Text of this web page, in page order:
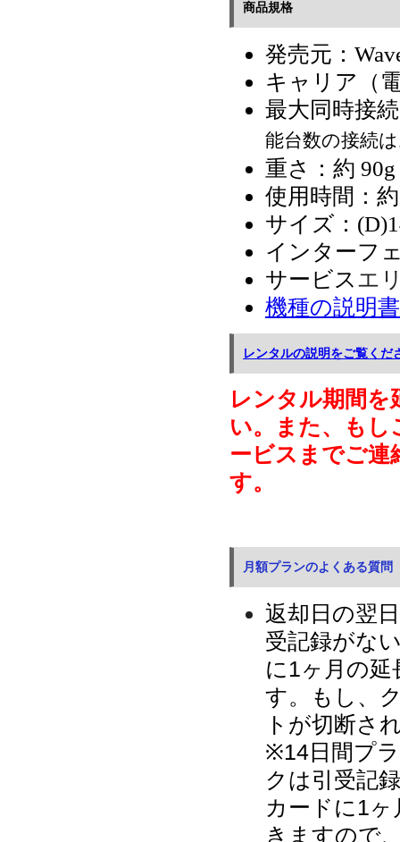
商品規格
発売元：
キャリア（
最大同時接
能台数の接続
重さ：約 90g
使用時間：約
サイズ：
インターフ
サービスエ
機種の説明書
レンタルの説明をご覧くだ
レンタル期間を
い。また、もし
ービスまでご連
す。
月額プランのよくある質問
返却日の翌
受記録がな
に1ヶ月の
す。もし、
トが切断さ
※14日間プ
クは引受記
カードに1
きますので